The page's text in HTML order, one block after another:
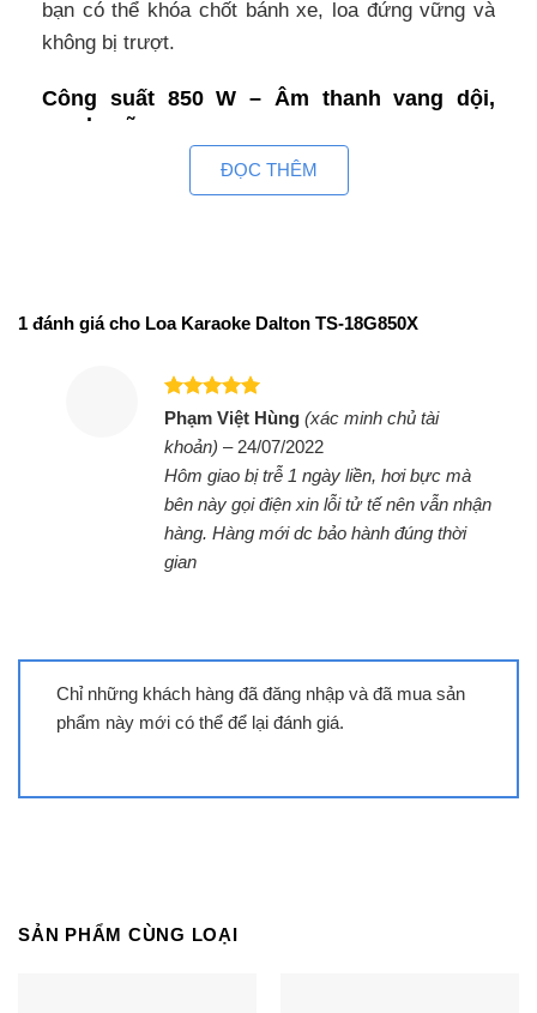
bạn có thể khóa chốt bánh xe, loa đứng vững và
không bị trượt.
Công suất 850 W – Âm thanh vang dội,
mạnh mẽ
Loa Dalton TS-18G850X là loa 3 đường tiếng với
công suất lớn 850 W bao gồm 1 loa Bass với
– 6 tiếng liên tục. Đặc biệt có thể vừa sạc vừa
gian giải trí tuyệt vời hơn, thích hợp với những
buổi tiệc cùng bạn bè, hoặc có thể mang loa đi
cắm trại ngoài trời.
Hát karaoke mọi lúc mọi nơi với 2 micro
tặng kèm chuyên dụng
nơi không giới hạn.
Loa hỗ trợ kết nối đa dạng
ĐỌC THÊM
1 đánh giá cho Loa Karaoke Dalton TS-18G850X
Được xếp
hạng
5
sao
Phạm Việt Hùng(xác minh chủ tài
khoản) – 24/07/2022
Hôm giao bị trễ 1 ngày liền, hơi bực mà
bên này gọi điện xin lỗi tử tế nên vẫn nhận
hàng. Hàng mới dc bảo hành đúng thời
gian
Chỉ những khách hàng đã đăng nhập và đã mua sản
phẩm này mới có thể để lại đánh giá.
SẢN PHẨM CÙNG LOẠI